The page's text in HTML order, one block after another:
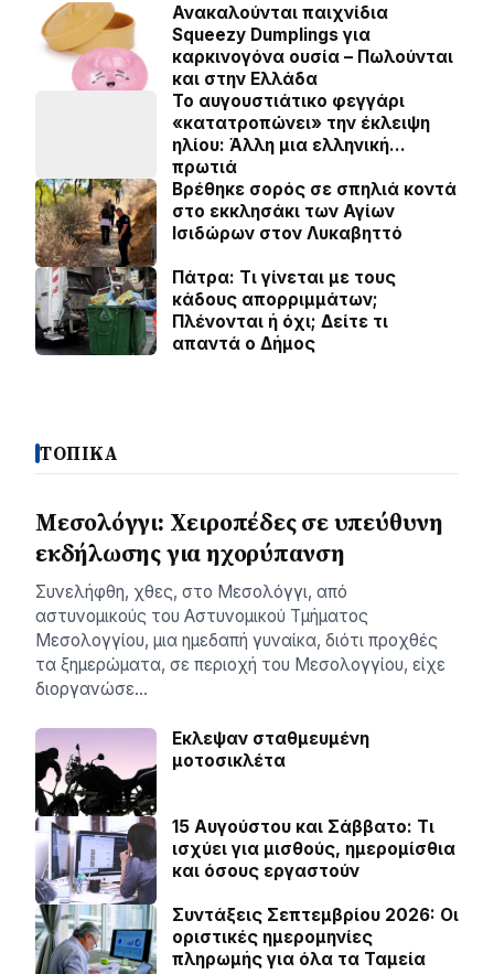
Ανακαλούνται παιχνίδια
Squeezy Dumplings για
καρκινογόνα ουσία – Πωλούνται
και στην Ελλάδα
Το αυγουστιάτικο φεγγάρι
«κατατροπώνει» την έκλειψη
ηλίου: Άλλη μια ελληνική…
πρωτιά
Βρέθηκε σορός σε σπηλιά κοντά
στο εκκλησάκι των Αγίων
Ισιδώρων στον Λυκαβηττό
Πάτρα: Τι γίνεται με τους
κάδους απορριμμάτων;
Πλένονται ή όχι; Δείτε τι
απαντά ο Δήμος
ΤΟΠΙΚΑ
Μεσολόγγι: Χειροπέδες σε υπεύθυνη
εκδήλωσης για ηχορύπανση
Συνελήφθη, χθες, στο Μεσολόγγι, από
αστυνομικούς του Αστυνομικού Τμήματος
Μεσολογγίου, μια ημεδαπή γυναίκα, διότι προχθές
τα ξημερώματα, σε περιοχή του Μεσολογγίου, είχε
διοργανώσε…
Εκλεψαν σταθμευμένη
μοτοσικλέτα
15 Αυγούστου και Σάββατο: Τι
ισχύει για μισθούς, ημερομίσθια
και όσους εργαστούν
Συντάξεις Σεπτεμβρίου 2026: Οι
οριστικές ημερομηνίες
πληρωμής για όλα τα Ταμεία